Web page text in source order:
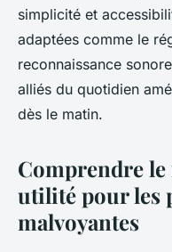
Juliette•9 juillet 2025•4
simplicité et
adaptées comme le
reconnaissance
alliés du quotidien
dès le matin.
Comprendre
utilité pour les
malvoyantes